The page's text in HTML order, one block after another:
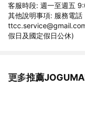
客服時段: 週一至週五
其他說明事項: 服務電
假日及國定假日公休)
更多推薦
看更多